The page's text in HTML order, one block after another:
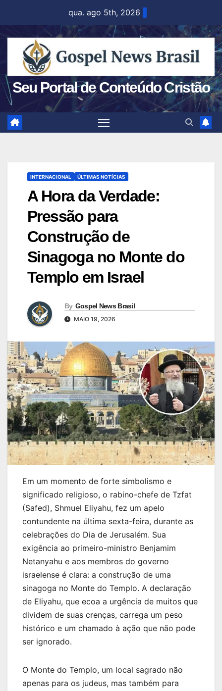
content
qua. ago 5th, 2026
Seu Portal de Conteúdo Cristão
INTERNACIONAL ÚLTIMAS NOTÍCIAS
A Hora da Verdade:
Pressão para
Construção de
Sinagoga no Monte do
Templo em Israel
By Gospel News Brasil
MAIO 19, 2026
Em um momento de forte simbolismo e
significado religioso, o rabino-chefe de Tzfat
(Safed), Shmuel Eliyahu, fez um apelo
contundente na última sexta-feira, durante as
celebrações do Dia de Jerusalém. Sua
exigência ao primeiro-ministro Benjamim
Netanyahu e aos membros do governo
israelense é clara: a construção de uma
sinagoga no Monte do Templo. A declaração
de Eliyahu, que ecoa a urgência de muitos que
dividem de suas crenças, carrega um peso
histórico e um chamado à ação que não pode
ser ignorado.
O Monte do Templo, um local sagrado não
apenas para os judeus, mas também para